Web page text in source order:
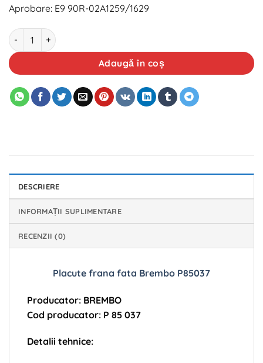
Aprobare: E9 90R-02A1259/1629
Cantitate Placute frana fata Brembo P85037
Adaugă în coș
DESCRIERE
INFORMAȚII SUPLIMENTARE
RECENZII (0)
Placute frana fata Brembo P85037
Producator: BREMBO
Cod producator: P 85 037
Detalii tehnice: